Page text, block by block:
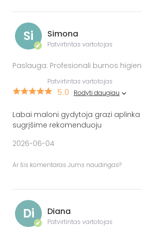
Si
✔
Simona
Patvirtintas vartotojas
Paslauga: Profesionali burnos
Patvirtintas vartotojas
5.0 Rodyti daugiau
Labai maloni gydytoja grazi
sugrįšime rekomenduoju
2026-06-04
Ar šis komentaras Jums naudingas?
Di
✔
Diana
Patvirtintas vartotojas